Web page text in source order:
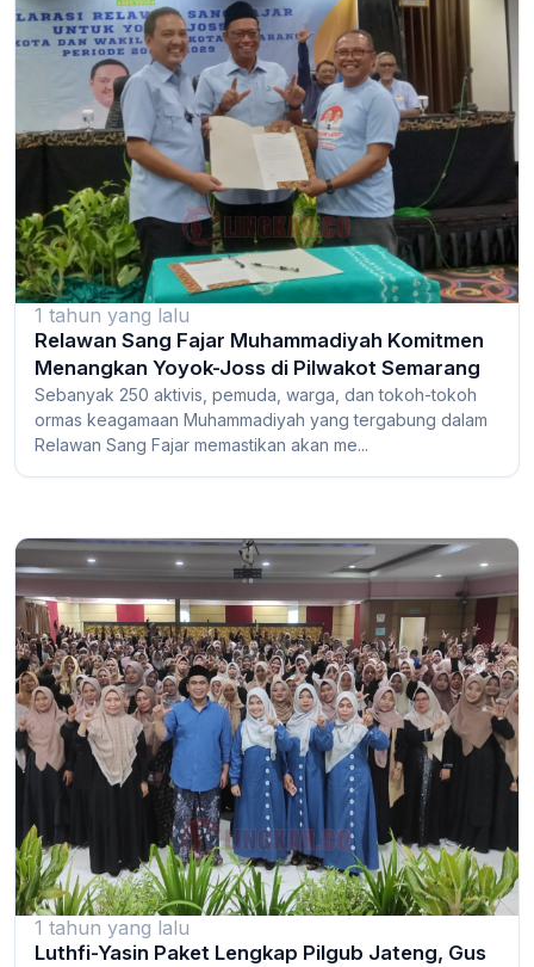
1 tahun yang lalu
Relawan Sang Fajar Muhammadiyah Komitmen
Menangkan Yoyok-Joss di Pilwakot Semarang
Sebanyak 250 aktivis, pemuda, warga, dan tokoh-tokoh
ormas keagamaan Muhammadiyah yang tergabung dalam
Relawan Sang Fajar memastikan akan me...
1 tahun yang lalu
Luthfi-Yasin Paket Lengkap Pilgub Jateng, Gus